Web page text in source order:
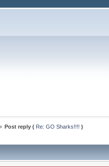
Post reply ( Re: GO Sharks!!!! )